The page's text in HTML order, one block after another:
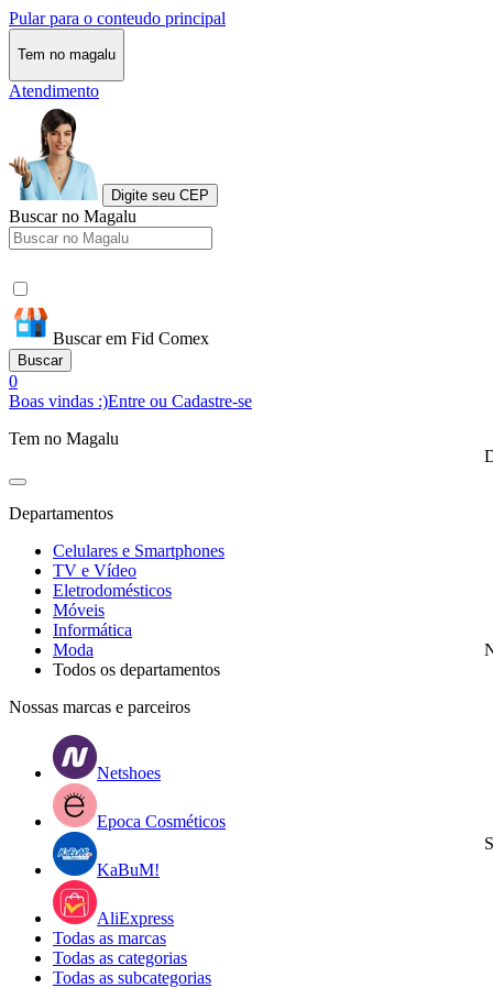
Pular para o conteudo principal
Tem no magalu
Atendimento
Digite seu CEP
Buscar no Magalu
Buscar em Fid Comex
Buscar
0
Boas vindas :)Entre ou Cadastre-se
Tem no Magalu
Departamentos
Celulares e Smartphones
TV e Vídeo
Eletrodomésticos
Móveis
Informática
Moda
Todos os departamentos
Nossas marcas e parceiros
Netshoes
Epoca Cosméticos
KaBuM!
AliExpress
Todas as marcas
Todas as categorias
Todas as subcategorias